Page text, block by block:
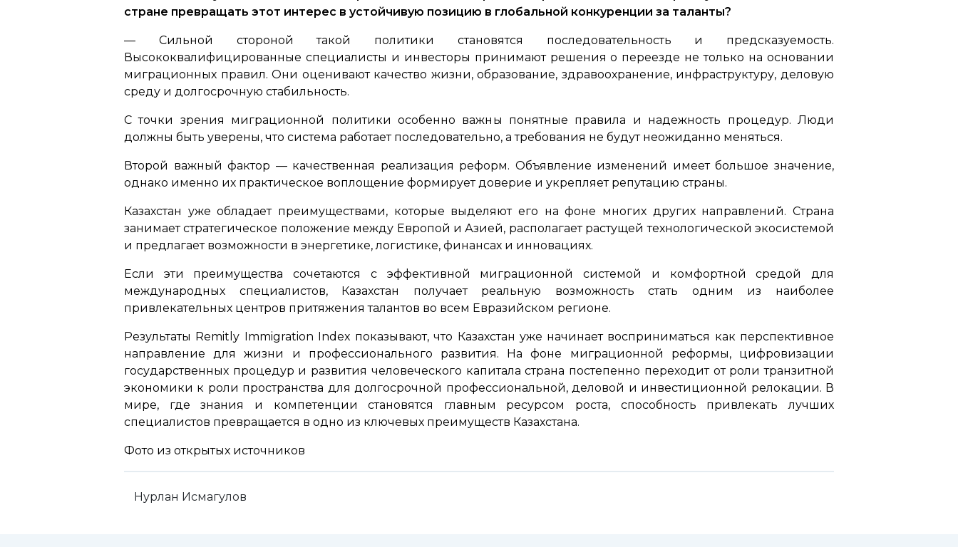
стране превращать этот интерес в устойчивую позицию в глобальной конкуренции за таланты?
— Сильной стороной такой политики становятся последовательность и предсказуемость.
Высококвалифицированные специалисты и инвесторы принимают решения о переезде не только на основании
миграционных правил. Они оценивают качество жизни, образование, здравоохранение, инфраструктуру, деловую
среду и долгосрочную стабильность.
С точки зрения миграционной политики особенно важны понятные правила и надежность процедур. Люди
должны быть уверены, что система работает последовательно, а требования не будут неожиданно меняться.
Второй важный фактор — качественная реализация реформ. Объявление изменений имеет большое значение,
однако именно их практическое воплощение формирует доверие и укрепляет репутацию страны.
Казахстан уже обладает преимуществами, которые выделяют его на фоне многих других направлений. Страна
занимает стратегическое положение между Европой и Азией, располагает растущей технологической экосистемой
и предлагает возможности в энергетике, логистике, финансах и инновациях.
Если эти преимущества сочетаются с эффективной миграционной системой и комфортной средой для
международных специалистов, Казахстан получает реальную возможность стать одним из наиболее
привлекательных центров притяжения талантов во всем Евразийском регионе.
Результаты Remitly Immigration Index показывают, что Казахстан уже начинает восприниматься как перспективное
направление для жизни и профессионального развития. На фоне миграционной реформы, цифровизации
государственных процедур и развития человеческого капитала страна постепенно переходит от роли транзитной
экономики к роли пространства для долгосрочной профессиональной, деловой и инвестиционной релокации. В
мире, где знания и компетенции становятся главным ресурсом роста, способность привлекать лучших
специалистов превращается в одно из ключевых преимуществ Казахстана.
Фото из открытых источников
Нурлан Исмагулов